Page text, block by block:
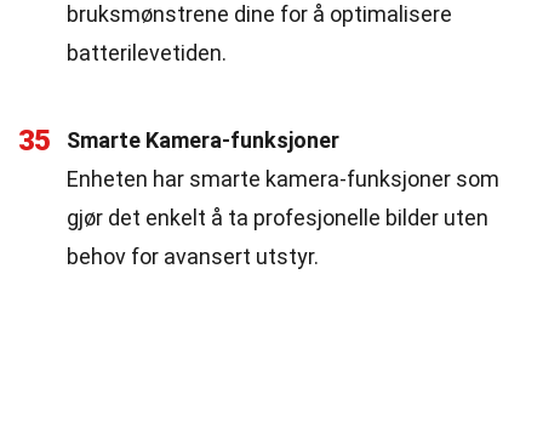
bruksmønstrene dine for å optimalisere
batterilevetiden.
35
Smarte Kamera-funksjoner
Enheten har smarte kamera-funksjoner som
gjør det enkelt å ta profesjonelle bilder uten
behov for avansert utstyr.